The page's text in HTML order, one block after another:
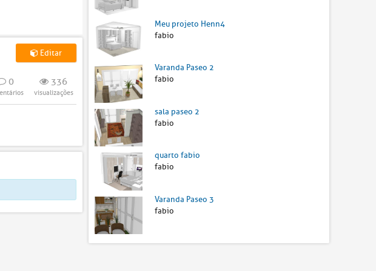
Editar
0 336
visualizações
Meu projeto Henn4
fabio
Varanda Paseo 2
fabio
sala paseo 2
fabio
quarto fabio
fabio
Varanda Paseo 3
fabio